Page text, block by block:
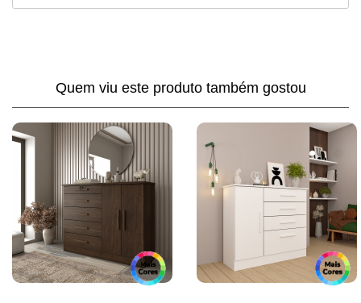
Quem viu este produto também gostou